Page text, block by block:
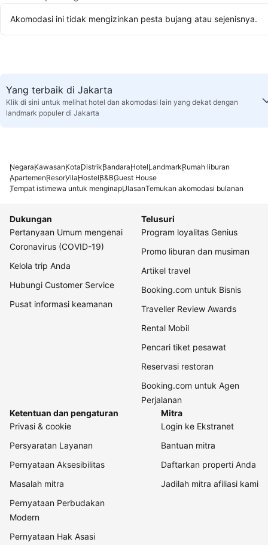
Akomodasi ini tidak mengizinkan pesta bujang atau sejenisnya.
Yang terbaik di Jakarta
Klik di sini untuk melihat hotel dan akomodasi lain yang dekat dengan
landmark populer di Jakarta
NegaraKawasanKotaDistrikBandaraHotelLandmarkRumah liburan
ApartemenResorVilaHostelB&BGuest House
Tempat istimewa untuk menginapUlasanTemukan akomodasi bulanan
Dukungan
Pertanyaan Umum mengenai
Coronavirus (COVID-19)
Kelola trip Anda
Hubungi Customer Service
Pusat informasi keamanan
Telusuri
Program loyalitas Genius
Promo liburan dan musiman
Artikel travel
Booking.com untuk Bisnis
Traveller Review Awards
Rental Mobil
Pencari tiket pesawat
Reservasi restoran
Booking.com untuk Agen
Perjalanan
Ketentuan dan pengaturan
Privasi & cookie
Persyaratan Layanan
Pernyataan Aksesibilitas
Masalah mitra
Pernyataan Perbudakan
Modern
Pernyataan Hak Asasi
Mitra
Login ke Ekstranet
Bantuan mitra
Daftarkan properti Anda
Jadilah mitra afiliasi kami